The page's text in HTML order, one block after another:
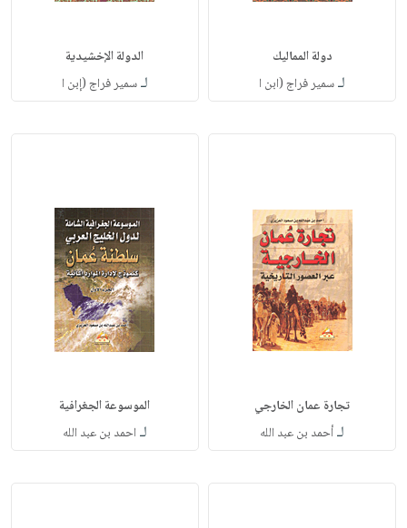
دولة المماليك
لـسمير فراج (ابن ا
الدولة الإخشيدية
لـسمير فراج (إبن ا
تجارة عمان الخارجي
لـأحمد بن عبد الله
الموسوعة الجغرافية
لـ احمد بن عبد الله